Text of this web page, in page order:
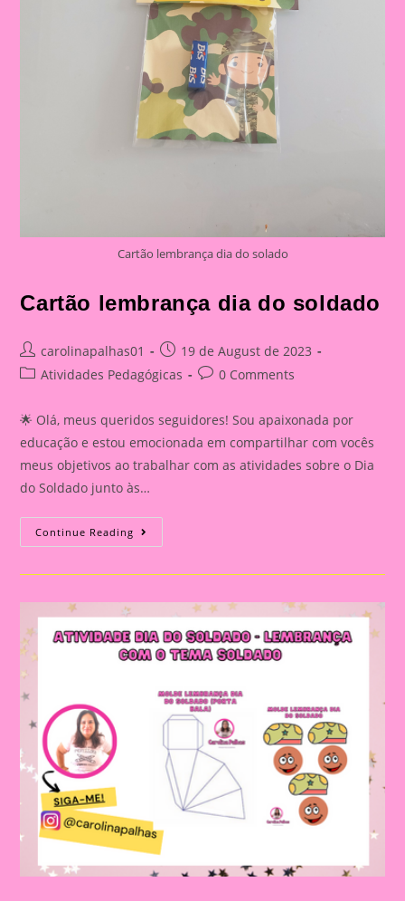
Cartão lembrança dia do solado
Cartão lembrança dia do soldado
Post
author:
carolinapalhas01
Post
published:
19 de August de 2023
PostAtividades Pedagógicas
Post0 Comments
🌟 Olá, meus queridos seguidores! Sou apaixonada por
educação e estou emocionada em compartilhar com vocês
meus objetivos ao trabalhar com as atividades sobre o Dia
do Soldado junto às…
Continue Reading Cartão
Lembrança